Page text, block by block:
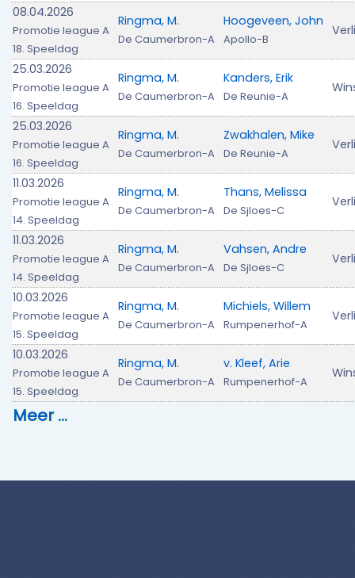
08.04.2026
Promotie league A
18. Speeldag
Ringma, M.
De Caumerbron-A
Hoogeveen, John
Apollo-B
25.03.2026
Promotie league A
16. Speeldag
Ringma, M.
De Caumerbron-A
Kanders, Erik
De Reunie-A
25.03.2026
Promotie league A
16. Speeldag
Ringma, M.
De Caumerbron-A
Zwakhalen, Mike
De Reunie-A
11.03.2026
Promotie league A
14. Speeldag
Ringma, M.
De Caumerbron-A
Thans, Melissa
De Sjloes-C
11.03.2026
Promotie league A
14. Speeldag
Ringma, M.
De Caumerbron-A
Vahsen, Andre
De Sjloes-C
10.03.2026
Promotie league A
15. Speeldag
Ringma, M.
De Caumerbron-A
Michiels, Willem
Rumpenerhof-A
10.03.2026
Promotie league A
15. Speeldag
Ringma, M.
De Caumerbron-A
v. Kleef, Arie
Rumpenerhof-A
Meer …